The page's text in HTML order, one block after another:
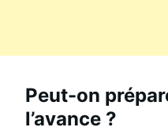
Peut-on
l’avance ?